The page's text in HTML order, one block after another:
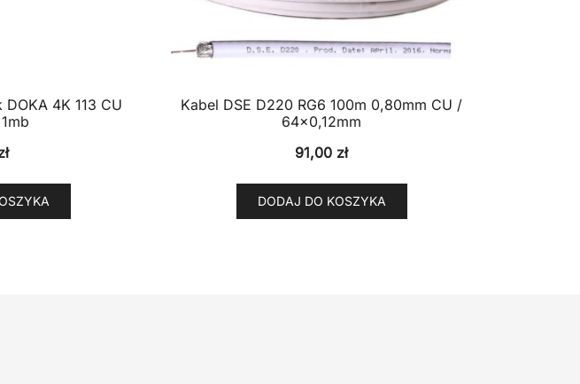
4K 113 CU
Kabel DSE D220 RG6 100m 0,80mm CU /
64×0,12mm
91,00 zł
DODAJ DO KOSZYKA